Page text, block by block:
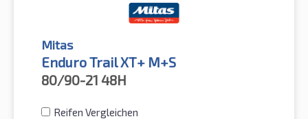
Mitas
Enduro Trail XT+ M+S
80/90-21 48H
Reifen Vergleichen